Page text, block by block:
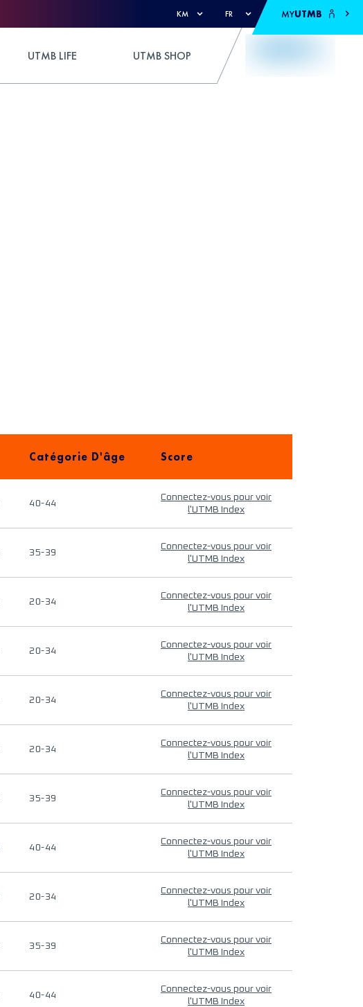
KM FR MYUTMB
UTMB LIFE UTMB SHOP
Catégorie D'âge Score
40-44
Connectez-vous pour voir
l'UTMB Index
35-39
Connectez-vous pour voir
l'UTMB Index
20-34
Connectez-vous pour voir
l'UTMB Index
20-34
Connectez-vous pour voir
l'UTMB Index
20-34
Connectez-vous pour voir
l'UTMB Index
20-34
Connectez-vous pour voir
l'UTMB Index
35-39
Connectez-vous pour voir
l'UTMB Index
40-44
Connectez-vous pour voir
l'UTMB Index
20-34
Connectez-vous pour voir
l'UTMB Index
35-39
Connectez-vous pour voir
l'UTMB Index
40-44
Connectez-vous pour voir
l'UTMB Index